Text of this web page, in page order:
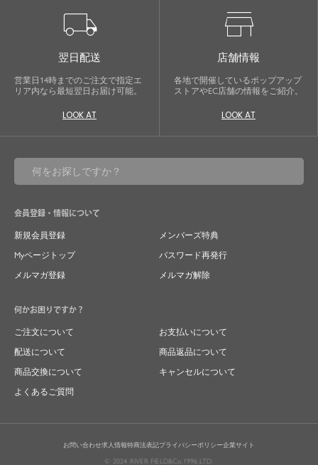
local_shipping
翌日配送
営業日14時までのご注文で指定エ
リア内なら最短翌日お届け可能。
LOOK AT
store
店舗情報
各地で開催しているポップアップ
ストアやEC店舗の情報をご紹介。
LOOK AT
会員登録・情報について
新規会員登録
メンバーズ特典
Myページトップ
パスワード再発行
メルマガ登録
メルマガ解除
何かお困りですか？
ご注文について
お支払いについて
配送について
商品返品について
商品交換について
キャンセルについて
よくあるご質問
お問い合わせ求人情報特商法表記プライバシーポリシー企業サイト
© 2024 RIVER FIELD&Co.1996,LTD.